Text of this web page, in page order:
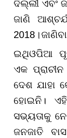
ଦିଲ୍ଲୀ ଏବଂ
ଜାଣି
2018 ।
ଇଥିଓପିଆ
ଏକ
ଦେଶ ଯାହା
ହୋଇନି।
ସଭ୍ୟତାକୁ
ଜନଜାତି